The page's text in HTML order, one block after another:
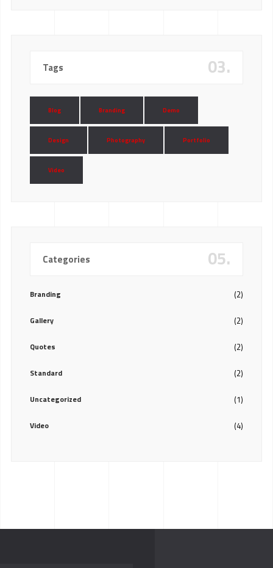
Tags 03.
Blog Branding Demo
Design Photography Portfolio
Video
Categories 05.
Branding (2)
Gallery (2)
Quotes (2)
Standard (2)
Uncategorized (1)
Video (4)